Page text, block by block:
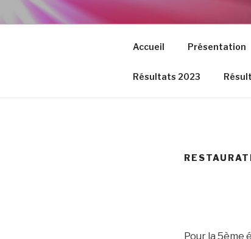
Accueil Présentation
Résultats 2023
Pour la 5ème